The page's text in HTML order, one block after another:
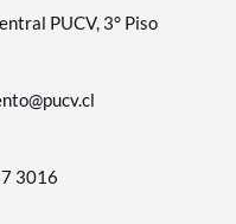
PUCV, 3° Piso
3016